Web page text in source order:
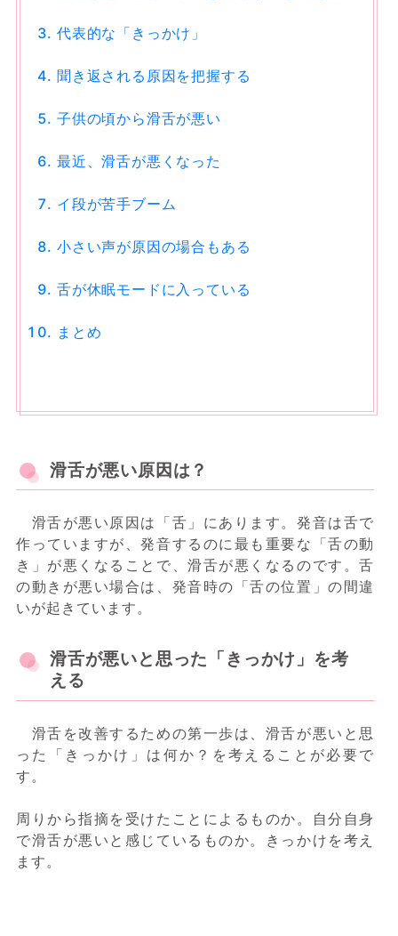
代表的な「きっかけ」
聞き返される原因を把握する
子供の頃から滑舌が悪い
最近、滑舌が悪くなった
イ段が苦手ブーム
小さい声が原因の場合もある
舌が休眠モードに入っている
まとめ
滑舌が悪い原因は？
滑舌が悪い原因は「舌」にあります。発音は舌で
作っていますが、発音するのに最も重要な「舌の動
き」が悪くなることで、滑舌が悪くなるのです。舌
の動きが悪い場合は、発音時の「舌の位置」の間違
いが起きています。
滑舌が悪いと思った「きっかけ」を考
える
滑舌を改善するための第一歩は、滑舌が悪いと思
った「きっかけ」は何か？を考えることが必要で
す。
周りから指摘を受けたことによるものか。自分自身
で滑舌が悪いと感じているものか。きっかけを考え
ます。